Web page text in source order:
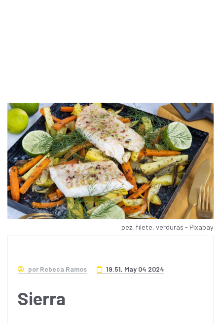
pez, filete, verduras - Pixabay
por Rebeca Ramos 19:51, May 04 2024
Sierra